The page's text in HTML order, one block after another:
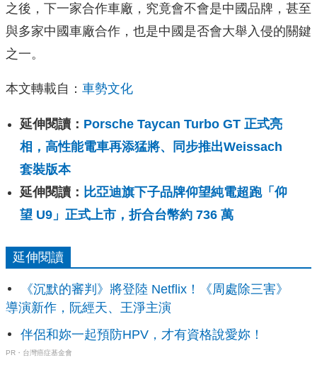
之後，下一家合作車廠，究竟會不會是中國品牌，甚至
與多家中國車廠合作，也是中國是否會大舉入侵的關鍵
之一。
本文轉載自： 車勢文化
延伸閱讀： Porsche Taycan Turbo GT 正式亮
相，高性能電車再添猛將、同步推出Weissach
套裝版本
延伸閱讀： 比亞迪旗下子品牌仰望純電超跑「仰
望 U9」正式上市，折合台幣約 736 萬
延伸閱讀
《沉默的審判》將登陸 Netflix！《周處除三害》
導演新作，阮經天、王淨主演
伴侶和妳一起預防HPV，才有資格說愛妳！
PR・台灣癌症基金會